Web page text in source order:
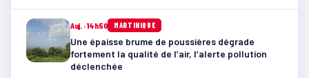
Auj. · 14h50 MARTINIQUE
Une épaisse brume de poussières dégrade
fortement la qualité de l’air, l’alerte pollution
déclenchée